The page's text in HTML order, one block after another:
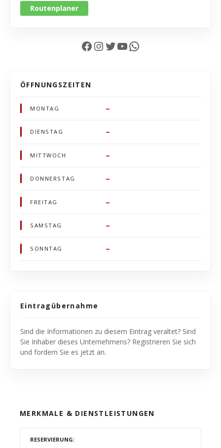
Routenplaner
Facebook InstagramTwitter YouTube WhatsApp
ÖFFNUNGSZEITEN
MONTAG –
DIENSTAG –
MITTWOCH –
DONNERSTAG –
FREITAG –
SAMSTAG –
SONNTAG –
Eintragübernahme
Sind die Informationen zu diesem Eintrag veraltet? Sind
Sie Inhaber dieses Unternehmens? Registrieren Sie sich
und fordern Sie es jetzt an.
MERKMALE & DIENSTLEISTUNGEN
RESERVIERUNG